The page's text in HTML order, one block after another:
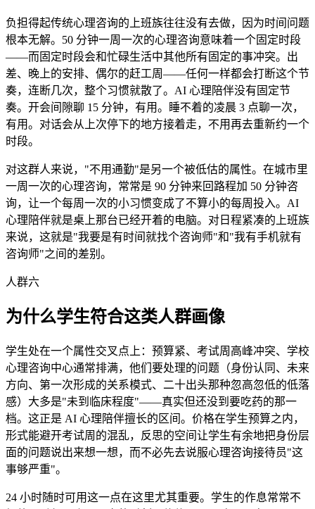
负担得起传统心理咨询的上班族往往没有去做，因为时间问题
根本无解。50 分钟一周一次的心理咨询意味着一个固定时段
——而固定时段会和忙碌生活中其他所有固定的事冲突。出
差、晚上的安排、偶尔的赶工周——任何一样都会打断这个节
奏，连断几次，整个习惯就散了。AI 心理陪伴没有固定节
奏。开会间隙聊 15 分钟，有用。睡不着的凌晨 3 点聊一次，
有用。对话会从上次停下的地方接着走，不用再去重新约一个
时段。
对这群人来说，"不用通勤"是另一个被低估的属性。在城市里
一周一次的心理咨询，常常是 90 分钟来回路程加 50 分钟咨
询，让一个每周一次的小习惯变成了不算小的每周投入。AI
心理陪伴就是桌上那台已经开着的电脑。对日程紧凑的上班族
来说，这就是"我要是有时间就找个咨询师"和"我有手机就有
咨询师"之间的差别。
人群六
为什么学生符合这类人群画像
学生处在一个属性交叉点上：预算紧、考试周高峰冲突、学校
心理咨询中心通常排满，他们要处理的问题（身份认同、未来
方向、第一次形成的关系模式、二十出头那种忽高忽低的低落
感）大多是"未到临床程度"——真实但还没到要吃药的那一
档。这正是 AI 心理陪伴擅长的区间。价格在学生预算之内，
形式能避开考试周的混乱，反思的空间让学生有余地把身份层
面的问题说出来想一想，而不必先去说服心理咨询接待员"这
事够严重"。
24 小时随时可用这一点在这里尤其重要。学生的作息常常不